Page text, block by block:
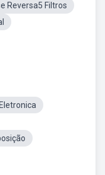
Reversa5 Filtros